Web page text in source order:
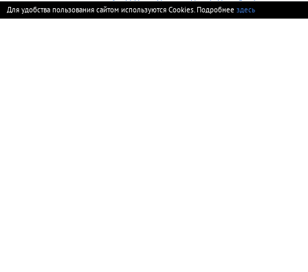
Для удобства пользования сайтом используются Cookies. Подробнее здесь